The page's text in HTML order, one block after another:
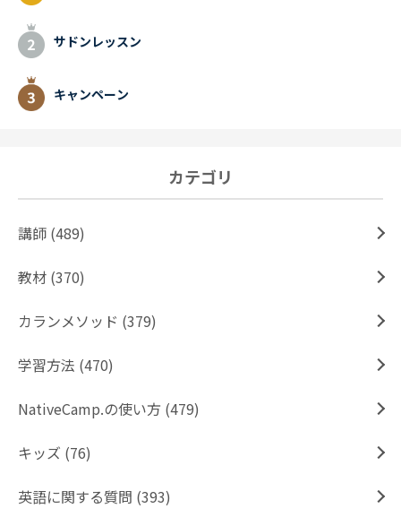
サドンレッスン
キャンペーン
カテゴリ
講師 (489)
教材 (370)
カランメソッド (379)
学習方法 (470)
NativeCamp.の使い方 (479)
キッズ (76)
英語に関する質問 (393)